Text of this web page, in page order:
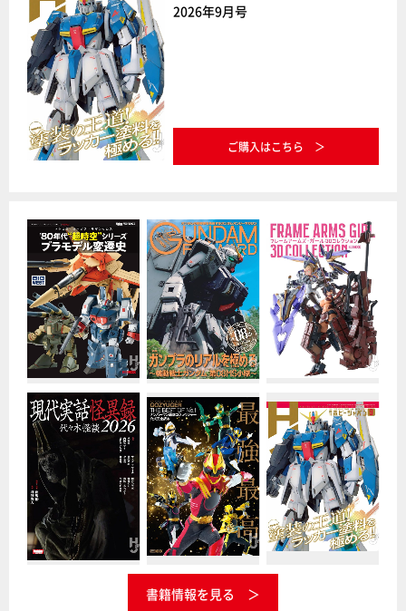
2026年9月号
ご購入はこちら
書籍情報を見る